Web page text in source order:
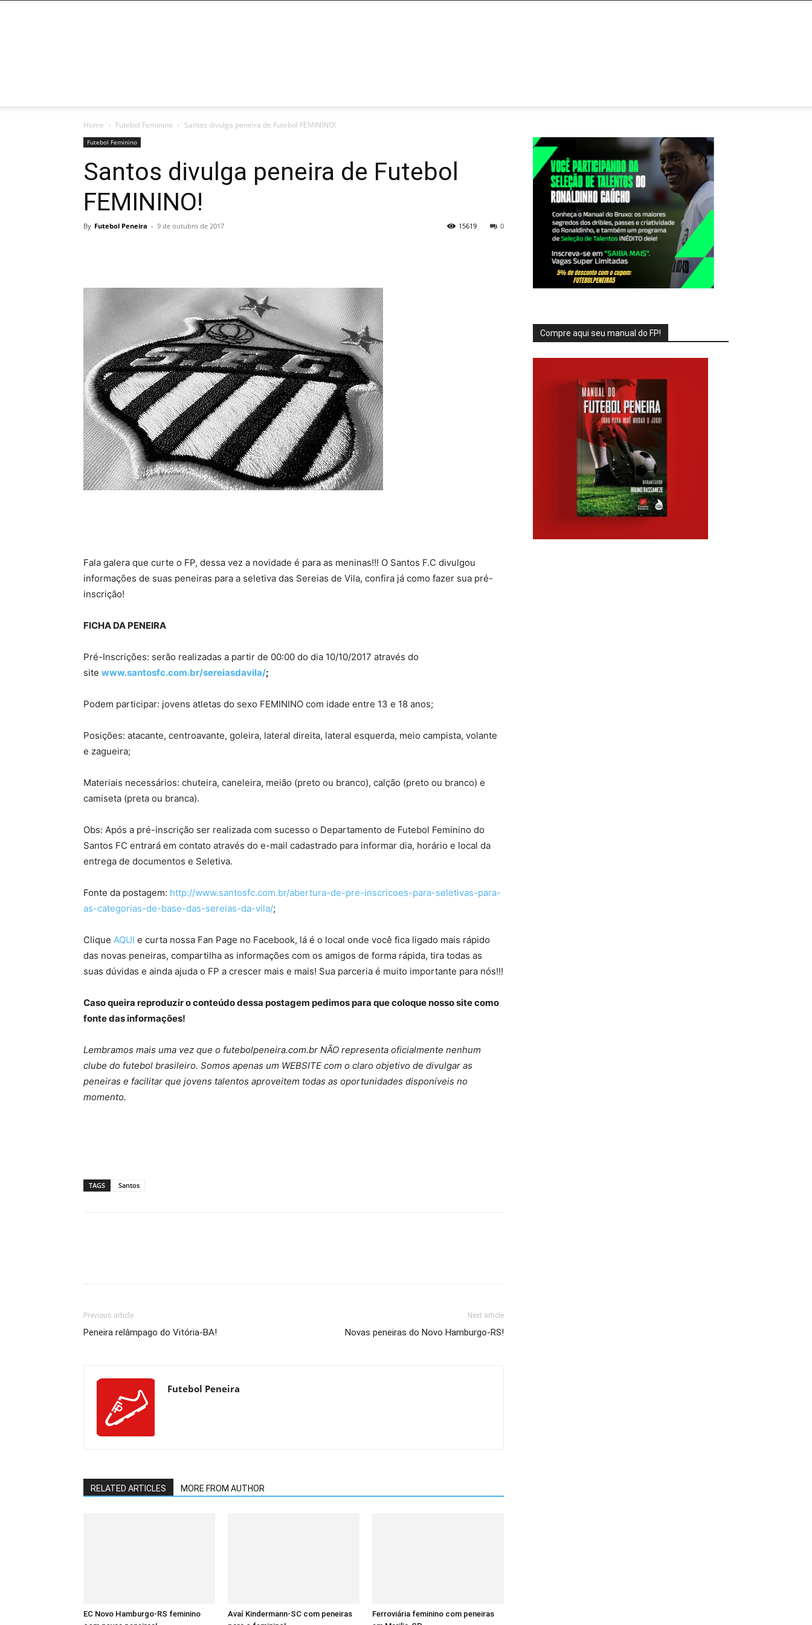
Home Futebol Feminino Santos divulga peneira de Futebol FEMININO!
Futebol Feminino
Santos divulga peneira de Futebol
FEMININO!
By Futebol Peneira - 9 de outubro de 2017 0
15619
Fala galera que curte o FP, dessa vez a novidade é para as meninas!!! O Santos F.C divulgou
informações de suas peneiras para a seletiva das Sereias de Vila, confira já como fazer sua pré-
inscrição!
FICHA DA PENEIRA
Pré-Inscrições: serão realizadas a partir de 00:00 do dia 10/10/2017 através do
site www.santosfc.com.br/sereiasdavila/;
Podem participar: jovens atletas do sexo FEMININO com idade entre 13 e 18 anos;
Posições: atacante, centroavante, goleira, lateral direita, lateral esquerda, meio campista, volante
e zagueira;
Materiais necessários: chuteira, caneleira, meião (preto ou branco), calção (preto ou branco) e
camiseta (preta ou branca).
Obs: Após a pré-inscrição ser realizada com sucesso o Departamento de Futebol Feminino do
Santos FC entrará em contato através do e-mail cadastrado para informar dia, horário e local da
entrega de documentos e Seletiva.
Fonte da postagem: http://www.santosfc.com.br/abertura-de-pre-inscricoes-para-seletivas-para-
as-categorias-de-base-das-sereias-da-vila/;
Clique AQUI e curta nossa Fan Page no Facebook, lá é o local onde você fica ligado mais rápido
das novas peneiras, compartilha as informações com os amigos de forma rápida, tira todas as
suas dúvidas e ainda ajuda o FP a crescer mais e mais! Sua parceria é muito importante para nós!!!
Caso queira reproduzir o conteúdo dessa postagem pedimos para que coloque nosso site como
fonte das informações!
Lembramos mais uma vez que o futebolpeneira.com.br NÃO representa oficialmente nenhum
clube do futebol brasileiro. Somos apenas um WEBSITE com o claro objetivo de divulgar as
peneiras e facilitar que jovens talentos aproveitem todas as oportunidades disponíveis no
momento.
TAGS Santos
Previous article
Peneira relâmpago do Vitória-BA!
Next article
Novas peneiras do Novo Hamburgo-RS!
Futebol Peneira
RELATED ARTICLES MORE FROM AUTHOR
EC Novo Hamburgo-RS feminino
Avaí Kindermann-SC com peneiras
Ferroviária feminino com peneiras
Compre aqui seu manual do FP!